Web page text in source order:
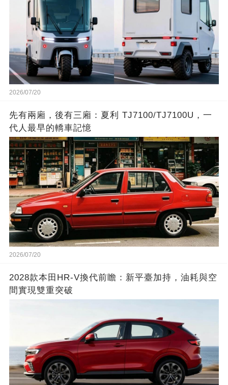
2026/07/20
先有兩廂，後有三廂：夏利 TJ7100/TJ7100U，一
代人最早的轎車記憶
2026/07/20
2028款本田HR-V換代前瞻：新平臺加持，油耗與空
間實現雙重突破